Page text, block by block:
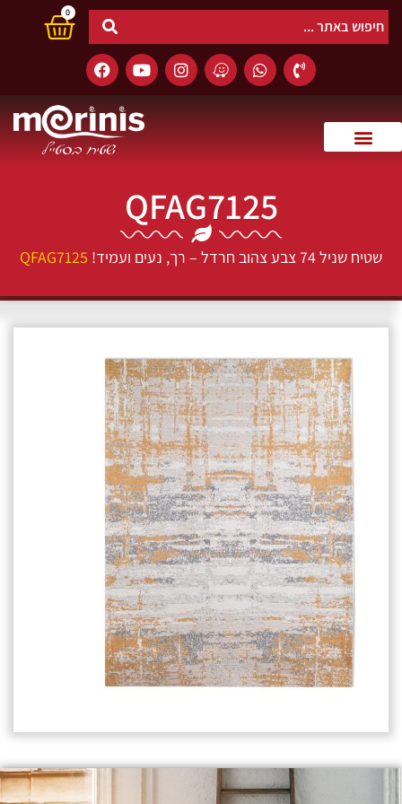
0
QFAG7125
שטיח שניל 74 צבע צהוב חרדל – רך, נעים ועמיד! QFAG7125